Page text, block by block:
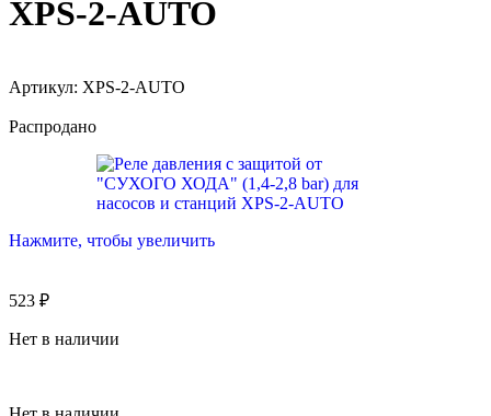
XPS-2-AUTO
Артикул: XPS-2-AUTO
Распродано
Нажмите, чтобы увеличить
523 ₽
Нет в наличии